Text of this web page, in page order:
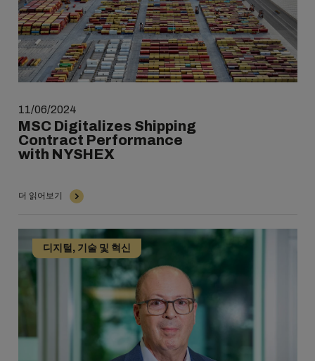
11/06/2024
MSC Digitalizes Shipping
Contract Performance
with NYSHEX
더 읽어보기
디지털, 기술 및 혁신